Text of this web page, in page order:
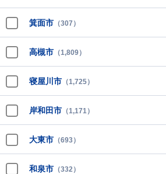
箕面市 （307）
高槻市 （1,809）
寝屋川市 （1,725）
岸和田市 （1,171）
大東市 （693）
和泉市 （332）